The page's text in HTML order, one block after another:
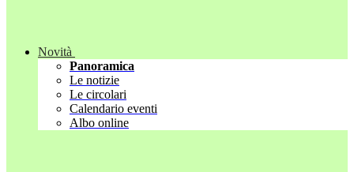
Novità
Panoramica
Le notizie
Le circolari
Calendario eventi
Albo online